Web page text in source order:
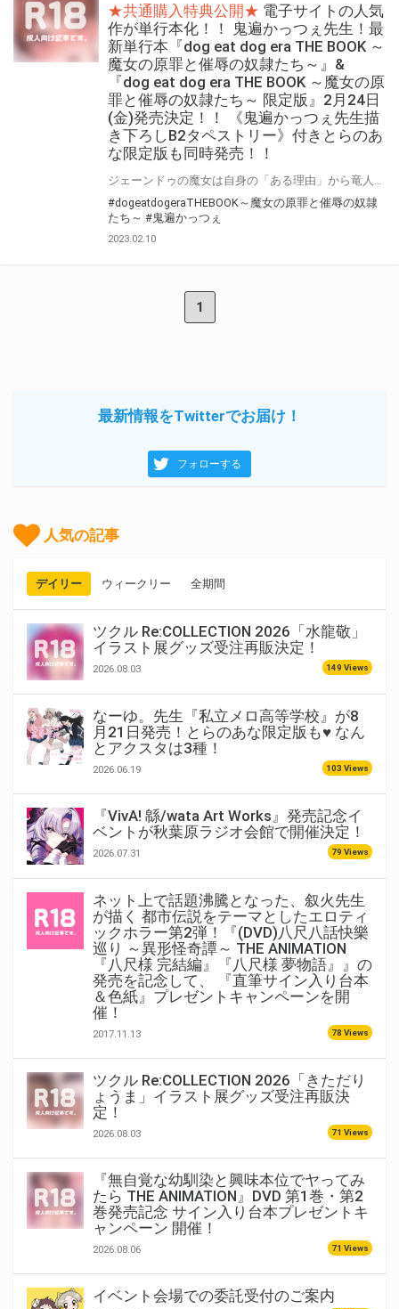
★共通購入特典公開★ 電子サイトの人気
作が単行本化！！ 鬼遍かっつぇ先生！最
新単行本『dog eat dog era THE BOOK ～
魔女の原罪と催辱の奴隷たち～』&
『dog eat dog era THE BOOK ～魔女の原
罪と催辱の奴隷たち～ 限定版』2月24日
(金)発売決定！！ 《鬼遍かっつぇ先生描
き下ろしB2タペストリー》付きとらのあ
な限定版も同時発売！！
#dogeatdogeraTHEBOOK～魔女の原罪と催辱の奴隷
たち～ #鬼遍かっつぇ
2023.02.10
1
最新情報をTwitterでお届け！
フォローする
人気の記事
デイリー ウィークリー 全期間
ツクル Re:COLLECTION 2026「水龍敬」
イラスト展グッズ受注再販決定！
2026.08.03 149 Views
なーゆ。先生『私立メロ高等学校』が8
月21日発売！とらのあな限定版も♥ なん
とアクスタは3種！
2026.06.19 103 Views
『VivA! 緜/wata Art Works』発売記念イ
ベントが秋葉原ラジオ会館で開催決定！
2026.07.31 79 Views
ネット上で話題沸騰となった、叙火先生
が描く 都市伝説をテーマとしたエロティ
ックホラー第2弾！『(DVD)八尺八話快樂
巡り ～異形怪奇譚～ THE ANIMATION
『八尺様 完結編』『八尺様 夢物語』』の
発売を記念して、 『直筆サイン入り台本
＆色紙』プレゼントキャンペーンを開
催！
2017.11.13 78 Views
ツクル Re:COLLECTION 2026「きただり
ょうま」イラスト展グッズ受注再販決
定！
2026.08.03 71 Views
『無自覚な幼馴染と興味本位でヤってみ
たら THE ANIMATION』DVD 第1巻・第2
巻発売記念 サイン入り台本プレゼントキ
ャンペーン 開催！
2026.08.06 71 Views
イベント会場での委託受付のご案内